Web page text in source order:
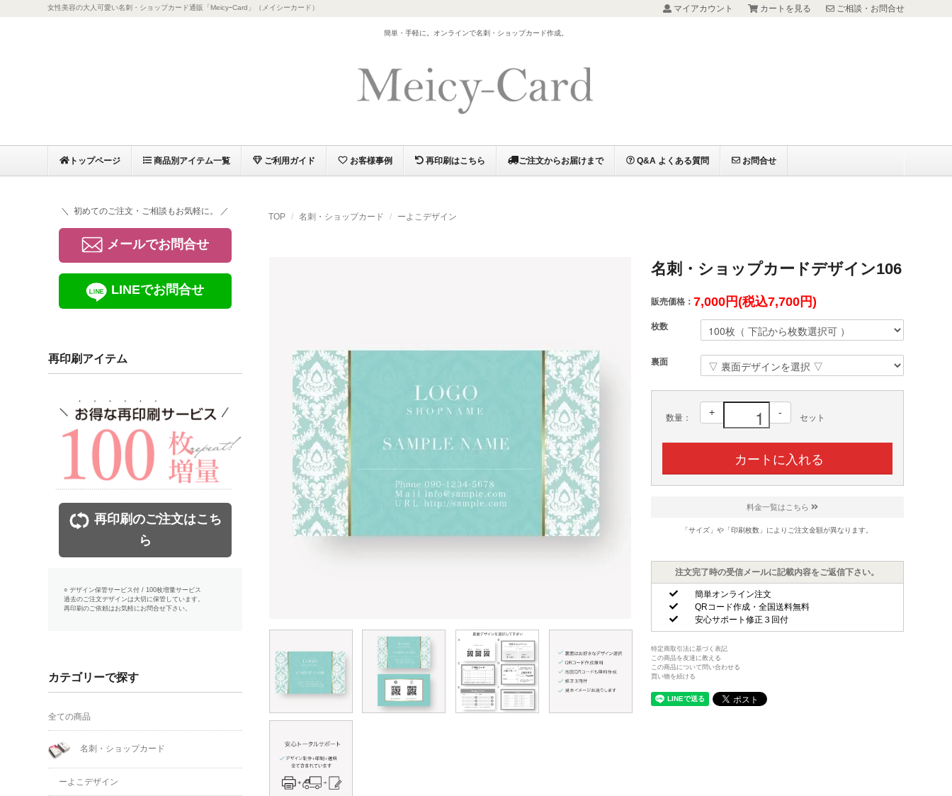
女性美容の大人可愛い名刺・ショップカード通販「MeicyｰCard」（メイシーカード） マイアカウント カートを見る ご相談・お問合せ
簡単・手軽に。オンラインで名刺・ショップカード作成。
トップページ 商品別アイテム一覧 ご利用ガイド お客様事例 再印刷はこちら ご注文からお届けまで Q&A よくある質問 お問合せ
TOP 名刺・ショップカード ーよこデザイン
名刺・ショップカードデザイン106
販売価格： 7,000円(税込7,700円)
枚数
裏面
数量：
+ -
セット
料金一覧はこちら
「サイズ」や「印刷枚数」によりご注文金額が異なります。
注文完了時の受信メールに記載内容をご返信下さい。
簡単オンライン注文
QRコード作成・全国送料無料
安心サポート修正３回付
特定商取引法に基づく表記
この商品を友達に教える
この商品について問い合わせる
買い物を続ける
＼ 初めてのご注文・ご相談もお気軽に。 ／
メールでお問合せ
LINEでお問合せ
再印刷アイテム
再印刷のご注文はこち
ら
○ デザイン保管サービス付 / 100枚増量サービス
過去のご注文デザインは大切に保管しています。
再印刷のご依頼はお気軽にお問合せ下さい。
カテゴリーで探す
全ての商品
名刺・ショップカード
ーよこデザイン